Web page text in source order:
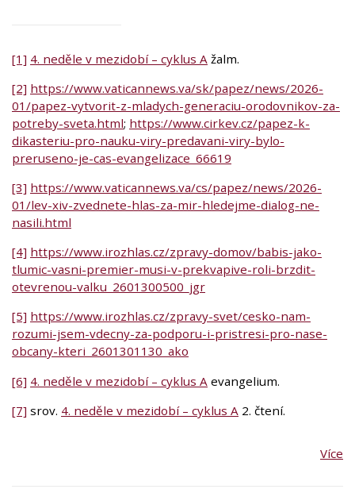
[1] 4. neděle v mezidobí – cyklus A žalm.
[2] https://www.vaticannews.va/sk/papez/news/2026-
01/papez-vytvorit-z-mladych-generaciu-orodovnikov-za-
potreby-sveta.html; https://www.cirkev.cz/papez-k-
dikasteriu-pro-nauku-viry-predavani-viry-bylo-
preruseno-je-cas-evangelizace_66619
[3] https://www.vaticannews.va/cs/papez/news/2026-
01/lev-xiv-zvednete-hlas-za-mir-hledejme-dialog-ne-
nasili.html
[4] https://www.irozhlas.cz/zpravy-domov/babis-jako-
tlumic-vasni-premier-musi-v-prekvapive-roli-brzdit-
otevrenou-valku_2601300500_jgr
[5] https://www.irozhlas.cz/zpravy-svet/cesko-nam-
rozumi-jsem-vdecny-za-podporu-i-pristresi-pro-nase-
obcany-kteri_2601301130_ako
[6] 4. neděle v mezidobí – cyklus A evangelium.
[7] srov. 4. neděle v mezidobí – cyklus A 2. čtení.
Více